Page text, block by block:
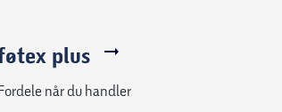
plus
når du handler